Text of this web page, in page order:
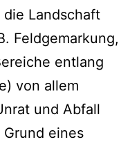
Landschaft
Feldgemarkung,
entlang
von allem
und Abfall
eines